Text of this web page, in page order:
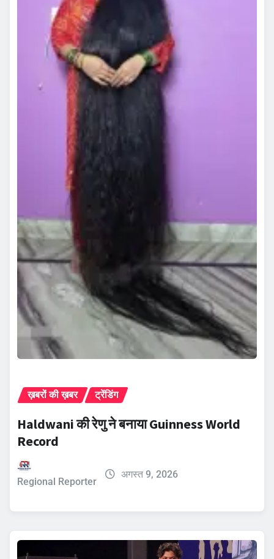
ख़बरों की ख़बर ट्रेंडिंग
Haldwani की रेणु ने बनाया Guinness World
Record
Regional Reporter
अगस्त 9, 2026